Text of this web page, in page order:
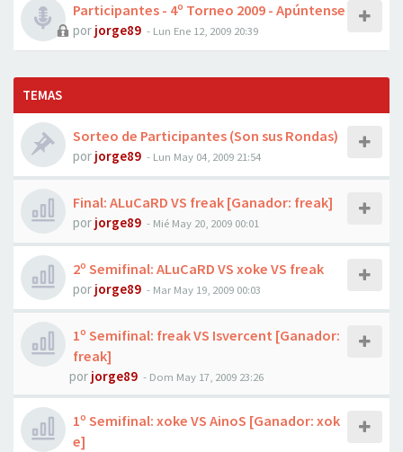
Participantes - 4º Torneo 2009 - Apúntense
por jorge89 - Lun Ene 12, 2009 20:39
TEMAS
Sorteo de Participantes (Son sus Rondas)
por jorge89 - Lun May 04, 2009 21:54
Final: ALuCaRD VS freak [Ganador: freak]
por jorge89 - Mié May 20, 2009 00:01
2º Semifinal: ALuCaRD VS xoke VS freak
por jorge89 - Mar May 19, 2009 00:03
1º Semifinal: freak VS Isvercent [Ganador:
freak]
por jorge89 - Dom May 17, 2009 23:26
1º Semifinal: xoke VS AinoS [Ganador: xok
e]